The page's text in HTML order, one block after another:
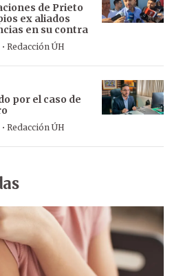
de Prieto
ex aliados
en su contra
· Redacción ÚH
por el caso de
· Redacción ÚH